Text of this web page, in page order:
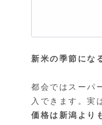
新米の季節にな
都会ではスーパ
入できます。実
価格は新潟より